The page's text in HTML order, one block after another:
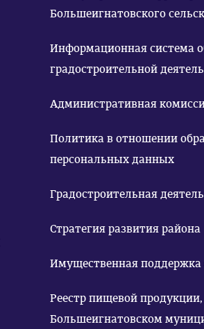
Большеигнатовского
Информационная система
градостроительной
Административная
Политика в отношении
персональных данных
Градостроительная
Стратегия развития района
Имущественная поддержка
Реестр пищевой
Большеигнатовском